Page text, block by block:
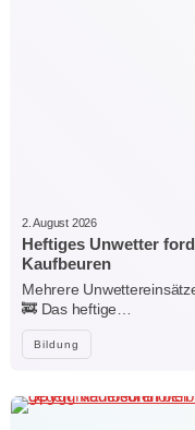
Bildung
2. August 2026
Heftiges Unwetter
Kaufbeuren
Mehrere
🚒 Das heftige…